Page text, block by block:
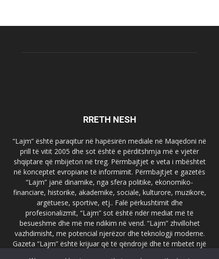
RRETH NESH
“Lajm” është paraqitur në hapësirën mediale në Maqedoni në
prill të vitit 2005 dhe sot është e përditshmja më e vjetër
shqiptare që mbijeton në treg. Përmbajtjet e veta i mbështet
në konceptet evropiane të informimit. Përmbajtjet e gazetës
“Lajm” janë dinamike, nga sfera politike, ekonomiko-
financiare, historike, akademike, sociale, kulturore, muzikore,
argëtuese, sportive, etj.. Falë përkushtimit dhe
profesionalizmit, “Lajm” sot është ndër mediat më të
besueshme dhe më me ndikim në vend. “Lajm” zhvillohet
vazhdimisht, me potencial njerëzor dhe teknologji moderne.
Gazeta “Lajm” është krijuar që të qëndrojë dhe të mbetet një